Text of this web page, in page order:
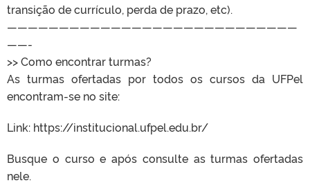
transição de currículo, perda de prazo, etc).
————————————————————————————
——-
>> Como encontrar turmas?
As turmas ofertadas por todos os cursos da UFPel
encontram-se no site:
Link: https://institucional.ufpel.edu.br/
Busque o curso e após consulte as turmas ofertadas
nele.